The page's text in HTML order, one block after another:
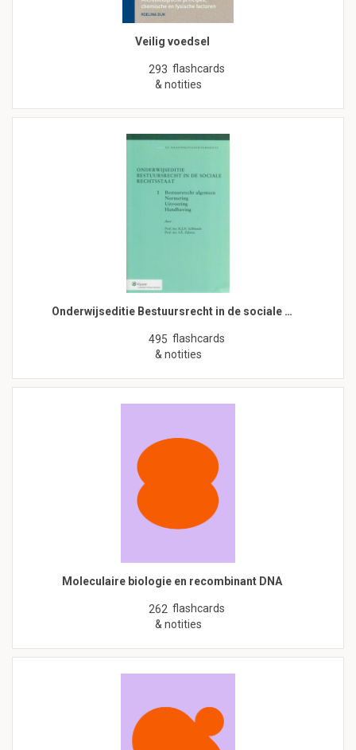
Veilig voedsel
293 flashcards
& notities
Onderwijseditie Bestuursrecht in de sociale …
495 flashcards
& notities
Moleculaire biologie en recombinant DNA
262 flashcards
& notities